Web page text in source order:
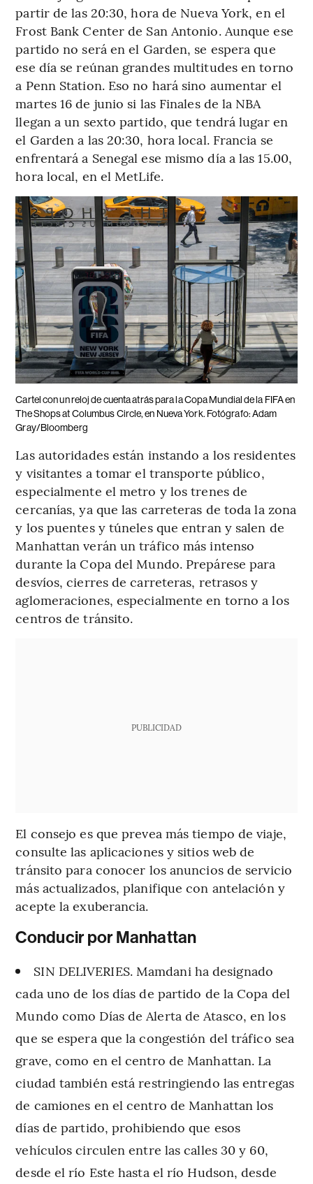
partir de las 20:30, hora de Nueva York, en el
Frost Bank Center de San Antonio. Aunque ese
partido no será en el Garden, se espera que
ese día se reúnan grandes multitudes en torno
a Penn Station. Eso no hará sino aumentar el
martes 16 de junio si las Finales de la NBA
llegan a un sexto partido, que tendrá lugar en
el Garden a las 20:30, hora local. Francia se
enfrentará a Senegal ese mismo día a las 15.00,
hora local, en el MetLife.
Cartel con un reloj de cuenta atrás para la Copa Mundial de la FIFA en
The Shops at Columbus Circle, en Nueva York. Fotógrafo: Adam
Gray/Bloomberg
Las autoridades están instando a los residentes
y visitantes a tomar el transporte público,
especialmente el metro y los trenes de
cercanías, ya que las carreteras de toda la zona
y los puentes y túneles que entran y salen de
Manhattan verán un tráfico más intenso
durante la Copa del Mundo. Prepárese para
desvíos, cierres de carreteras, retrasos y
aglomeraciones, especialmente en torno a los
centros de tránsito.
PUBLICIDAD
El consejo es que prevea más tiempo de viaje,
consulte las aplicaciones y sitios web de
tránsito para conocer los anuncios de servicio
más actualizados, planifique con antelación y
acepte la exuberancia.
Conducir por Manhattan
SIN DELIVERIES. Mamdani ha designado
cada uno de los días de partido de la Copa del
Mundo como Días de Alerta de Atasco, en los
que se espera que la congestión del tráfico sea
grave, como en el centro de Manhattan. La
ciudad también está restringiendo las entregas
de camiones en el centro de Manhattan los
días de partido, prohibiendo que esos
vehículos circulen entre las calles 30 y 60,
desde el río Este hasta el río Hudson, desde